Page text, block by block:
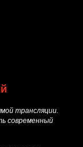
трансляции.
современный